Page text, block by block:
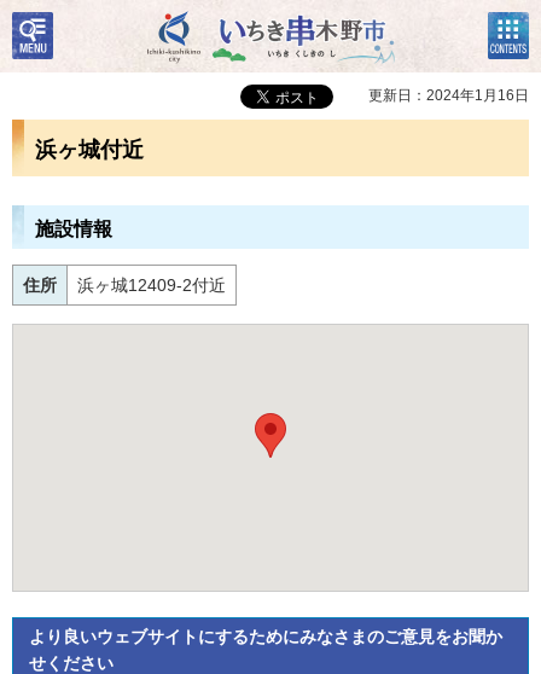
いちき串木野市
検
索・
共通
コン
テン
ツメ
ニュ
更新日：2024年1月16日
浜ヶ城付近
施設情報
住所 浜ヶ城12409-2付近
より良いウェブサイトにするためにみなさまのご意見をお聞か
せください